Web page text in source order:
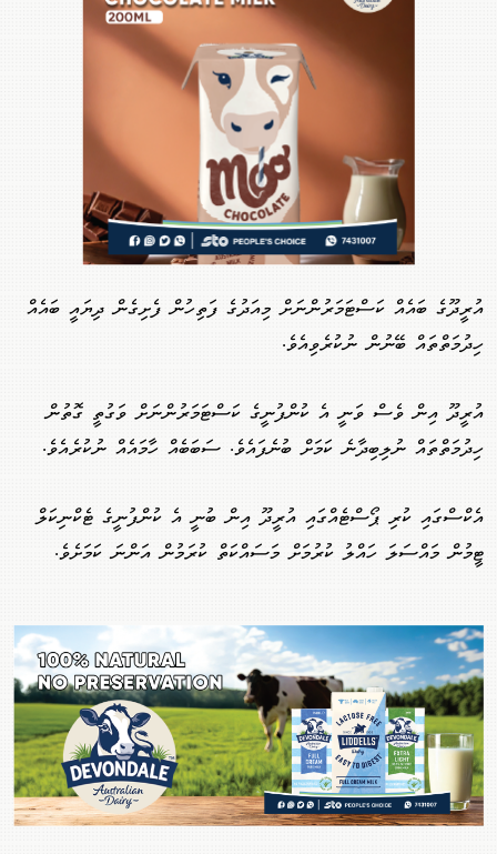
އުރީދޫގެ ބައެއް ކަސްޓަމަރުންނަށް މިއަދުގެ ފަތިހުން ފެށިގެން ދިޔައީ ބައެއް
ހިދުމަތްތައް ބޭނުން ނުކުރެވިއެވެ.
އުރީދޫ އިން ވެސް ވަނީ އެ ކުންފުނީގެ ކަސްޓަމަރުންނަށް ވަގުތީ ގޮތުން
ހިދުމަތްތައް ނުލިބިދާނެ ކަމަށް ބުނެފައެވެ. ސަބަބެއް ހާމައެއް ނުކުރެއެވެ.
އެކްސްގައި ކުރި ޕޯސްޓެއްގައި އުރީދޫ އިން ބުނީ އެ ކުންފުނީގެ ޓެކްނިކަލް
ޓީމުން މައްސަލަ ހައްލު ކުރުމަށް މަސައްކަތް ކުރަމުން އަންނަ ކަމަށެވެ.